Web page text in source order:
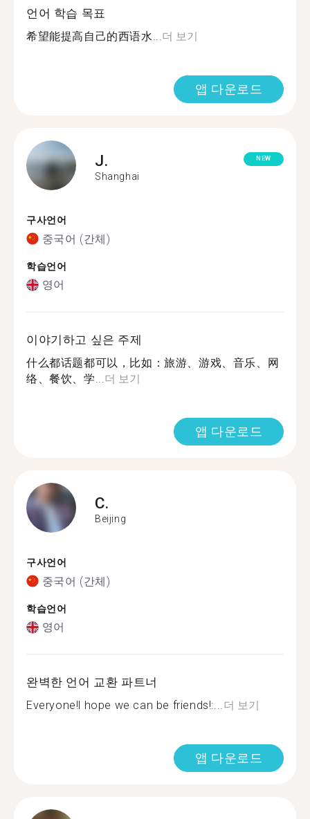
언어 학습 목표
希望能提高自己的西语水...더 보기
앱 다운로드
J.
Shanghai
NEW
구사언어
중국어 (간체)
학습언어
영어
이야기하고 싶은 주제
什么都话题都可以，比如：旅游、游戏、音乐、网
络、餐饮、学...더 보기
앱 다운로드
C.
Beijing
구사언어
중국어 (간체)
학습언어
영어
완벽한 언어 교환 파트너
Everyone!l hope we can be friends!:...더 보기
앱 다운로드